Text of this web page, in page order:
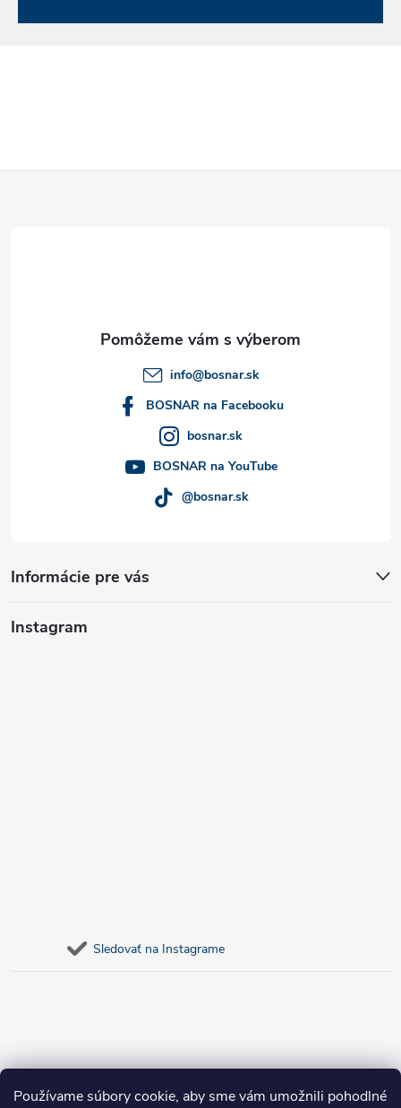
Používame súbory cookie, aby sme vám umožnili pohodlné
Informácie pre vás
info@bosnar.sk
BOSNAR na Facebooku
bosnar.sk
BOSNAR na YouTube
@bosnar.sk
Instagram
Sledovať na Instagrame